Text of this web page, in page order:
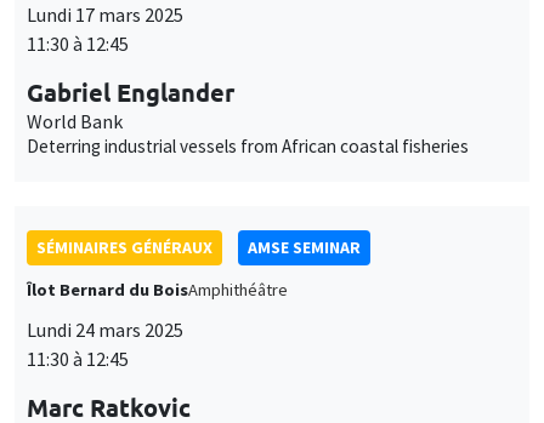
Lundi 17 mars 2025
11:30 à 12:45
Gabriel Englander
World Bank
Deterring industrial vessels from African coastal fisheries
SÉMINAIRES GÉNÉRAUX
AMSE SEMINAR
Îlot Bernard du BoisAmphithéâtre
Lundi 24 mars 2025
11:30 à 12:45
Marc Ratkovic